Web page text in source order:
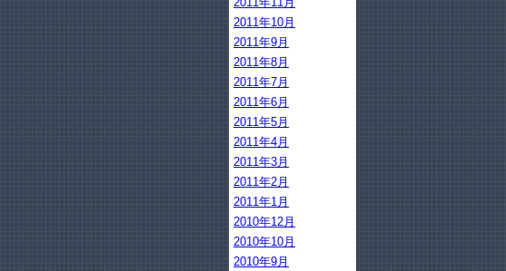
2011年10月
2011年9月
2011年8月
2011年7月
2011年6月
2011年5月
2011年4月
2011年3月
2011年2月
2011年1月
2010年12月
2010年10月
2010年9月